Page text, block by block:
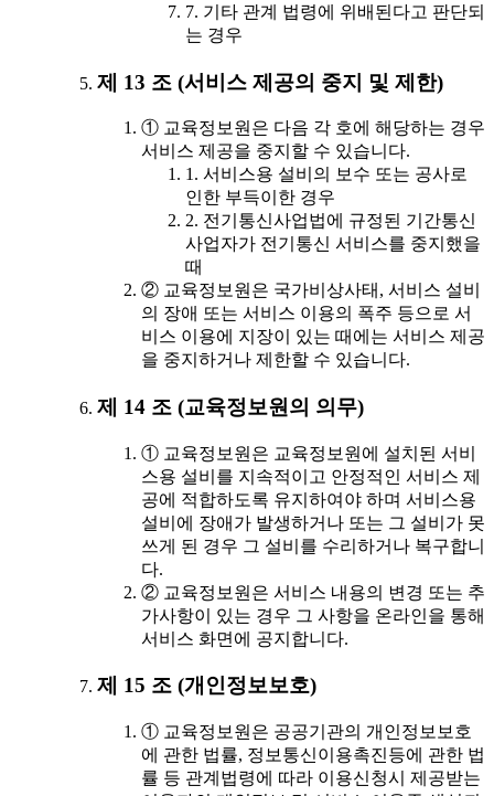
7. 기타 관계 법령에 위배된다고 판단되
는 경우
제 13 조 (서비스 제공의 중지 및 제한)
① 교육정보원은 다음 각 호에 해당하는 경우
서비스 제공을 중지할 수 있습니다.
1. 서비스용 설비의 보수 또는 공사로
인한 부득이한 경우
2. 전기통신사업법에 규정된 기간통신
사업자가 전기통신 서비스를 중지했을
때
② 교육정보원은 국가비상사태, 서비스 설비
의 장애 또는 서비스 이용의 폭주 등으로 서
비스 이용에 지장이 있는 때에는 서비스 제공
을 중지하거나 제한할 수 있습니다.
제 14 조 (교육정보원의 의무)
① 교육정보원은 교육정보원에 설치된 서비
스용 설비를 지속적이고 안정적인 서비스 제
공에 적합하도록 유지하여야 하며 서비스용
설비에 장애가 발생하거나 또는 그 설비가 못
쓰게 된 경우 그 설비를 수리하거나 복구합니
다.
② 교육정보원은 서비스 내용의 변경 또는 추
가사항이 있는 경우 그 사항을 온라인을 통해
서비스 화면에 공지합니다.
제 15 조 (개인정보보호)
① 교육정보원은 공공기관의 개인정보보호
에 관한 법률, 정보통신이용촉진등에 관한 법
률 등 관계법령에 따라 이용신청시 제공받는